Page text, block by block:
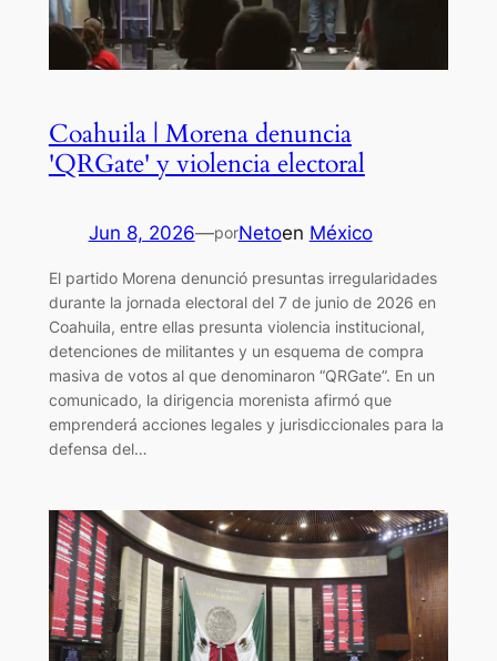
Coahuila | Morena denuncia
'QRGate' y violencia electoral
Jun 8, 2026—porNetoen México
El partido Morena denunció presuntas irregularidades
durante la jornada electoral del 7 de junio de 2026 en
Coahuila, entre ellas presunta violencia institucional,
detenciones de militantes y un esquema de compra
masiva de votos al que denominaron “QRGate”. En un
comunicado, la dirigencia morenista afirmó que
emprenderá acciones legales y jurisdiccionales para la
defensa del…